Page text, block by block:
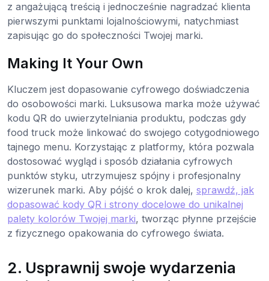
z angażującą treścią i jednocześnie nagradzać klienta
pierwszymi punktami lojalnościowymi, natychmiast
zapisując go do społeczności Twojej marki.
Making It Your Own
Kluczem jest dopasowanie cyfrowego doświadczenia
do osobowości marki. Luksusowa marka może używać
kodu QR do uwierzytelniania produktu, podczas gdy
food truck może linkować do swojego cotygodniowego
tajnego menu. Korzystając z platformy, która pozwala
dostosować wygląd i sposób działania cyfrowych
punktów styku, utrzymujesz spójny i profesjonalny
wizerunek marki. Aby pójść o krok dalej, sprawdź, jak
dopasować kody QR i strony docelowe do unikalnej
palety kolorów Twojej marki, tworząc płynne przejście
z fizycznego opakowania do cyfrowego świata.
2. Usprawnij swoje wydarzenia